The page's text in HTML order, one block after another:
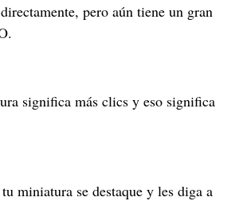
pero aún tiene un gran
significa más clics y eso significa
miniatura se destaque y les diga a